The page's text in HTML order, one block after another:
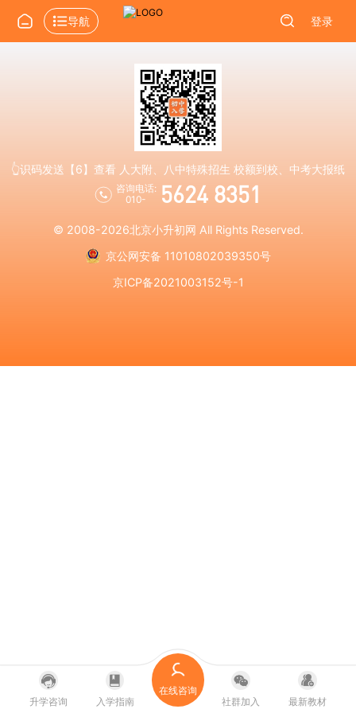
导航 登录
👆识码发送【6】查看 人大附、八中特殊招生 校额到校、中考大报纸
咨询电话:
010-
5624 8351
© 2008-2026北京小升初网 All Rights Reserved.
京公网安备 11010802039350号
京ICP备2021003152号-1
升学咨询 入学指南
在线咨询
社群加入
最新教材